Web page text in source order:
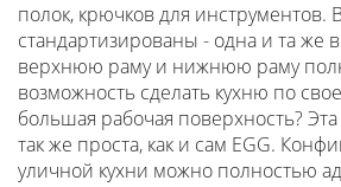
полок, крючков для инструментов.
стандартизированы - одна и та же
верхнюю раму и нижнюю раму
возможность сделать кухню по
большая рабочая поверхность?
так же проста, как и сам EGG.
уличной кухни можно полностью